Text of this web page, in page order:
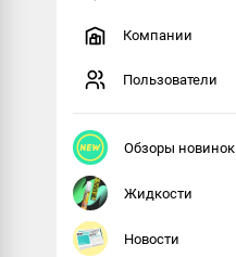
Компании
Пользователи
Обзоры новинок
Жидкости
Новости